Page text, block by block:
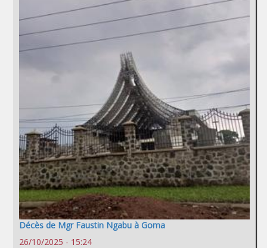
Décès de Mgr Faustin Ngabu à Goma
26/10/2025 - 15:24